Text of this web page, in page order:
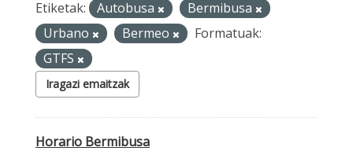
Etiketak: Autobusa
Bermibusa
Urbano
Bermeo
Formatuak:
GTFS
Iragazi emaitzak
Horario Bermibusa